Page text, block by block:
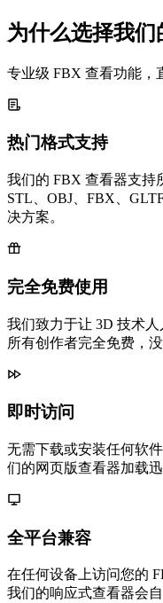
为什么选择我们
专业级 FBX 查看功能，
热门格式支持
我们的 FBX 查看器支持
STL、OBJ、FBX、
决方案。
完全免费使用
我们致力于让 3D 技术
所有创作者完全免费，
即时访问
无需下载或安装任何软
们的网页版查看器加载
全平台兼容
在任何设备上访问您的
我们的响应式查看器会